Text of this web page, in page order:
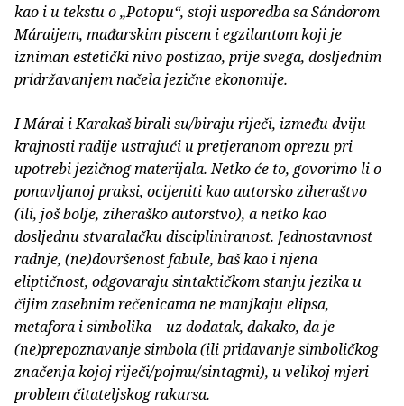
kao i u tekstu o „Potopu“, stoji usporedba sa Sándorom
Máraijem, mađarskim piscem i egzilantom koji je
izniman estetički nivo postizao, prije svega, dosljednim
pridržavanjem načela jezične ekonomije.
I Márai i Karakaš birali su/biraju riječi, između dviju
krajnosti radije ustrajući u pretjeranom oprezu pri
upotrebi jezičnog materijala. Netko će to, govorimo li o
ponavljanoj praksi, ocijeniti kao autorsko ziheraštvo
(ili, još bolje, ziheraško autorstvo), a netko kao
dosljednu stvaralačku discipliniranost. Jednostavnost
radnje, (ne)dovršenost fabule, baš kao i njena
eliptičnost, odgovaraju sintaktičkom stanju jezika u
čijim zasebnim rečenicama ne manjkaju elipsa,
metafora i simbolika – uz dodatak, dakako, da je
(ne)prepoznavanje simbola (ili pridavanje simboličkog
značenja kojoj riječi/pojmu/sintagmi), u velikoj mjeri
problem čitateljskog rakursa.